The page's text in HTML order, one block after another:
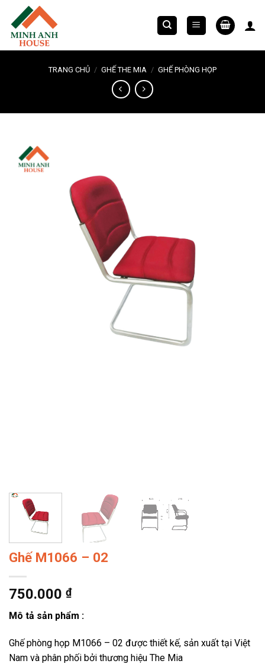
Chuyển
đến
nội
dung
TRANG CHỦ / GHẾ THE MIA / GHẾ PHÒNG HỌP
Ghế M1066 – 02
750.000 ₫
Mô tả sản phẩm :
Ghế phòng họp M1066 – 02 được thiết kế, sản xuất tại Việt
Nam và phân phối bởi thương hiệu The Mia